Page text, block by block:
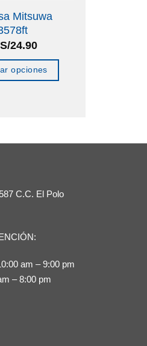
Mitsuwa
S/24.90
opciones
opciones
elegir
en
la
C.C. El Polo
am – 9:00 pm
– 8:00 pm